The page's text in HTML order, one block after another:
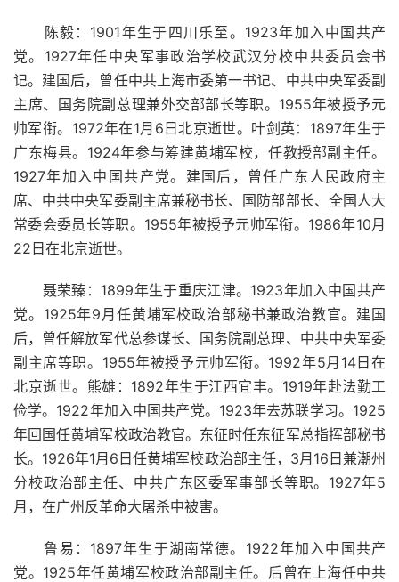
陈毅：1901年生于四川乐至。1923年加入中国共产
党。1927年任中央军事政治学校武汉分校中共委员会书
记。建国后，曾任中共上海市委第一书记、中共中央军委副
主席、国务院副总理兼外交部部长等职。1955年被授予元
帅军衔。1972年在1月6日北京逝世。叶剑英：1897年生于
广东梅县。1924年参与筹建黄埔军校，任教授部副主任。
1927年加入中国共产党。建国后，曾任广东人民政府主
席、中共中央军委副主席兼秘书长、国防部部长、全国人大
常委会委员长等职。1955年被授予元帅军衔。1986年10月
22日在北京逝世。
聂荣臻：1899年生于重庆江津。1923年加入中国共产
党。1925年9月任黄埔军校政治部秘书兼政治教官。建国
后，曾任解放军代总参谋长、国务院副总理、中共中央军委
副主席等职。1955年被授予元帅军衔。1992年5月14日在
北京逝世。熊雄：1892年生于江西宜丰。1919年赴法勤工
俭学。1922年加入中国共产党。1923年去苏联学习。1925
年回国任黄埔军校政治教官。东征时任东征军总指挥部秘书
长。1926年1月6日任黄埔军校政治部主任，3月16日兼潮州
分校政治部主任、中共广东区委军事部长等职。1927年5
月，在广州反革命大屠杀中被害。
鲁易：1897年生于湖南常德。1922年加入中国共产
党。1925年任黄埔军校政治部副主任。后曾在上海任中共